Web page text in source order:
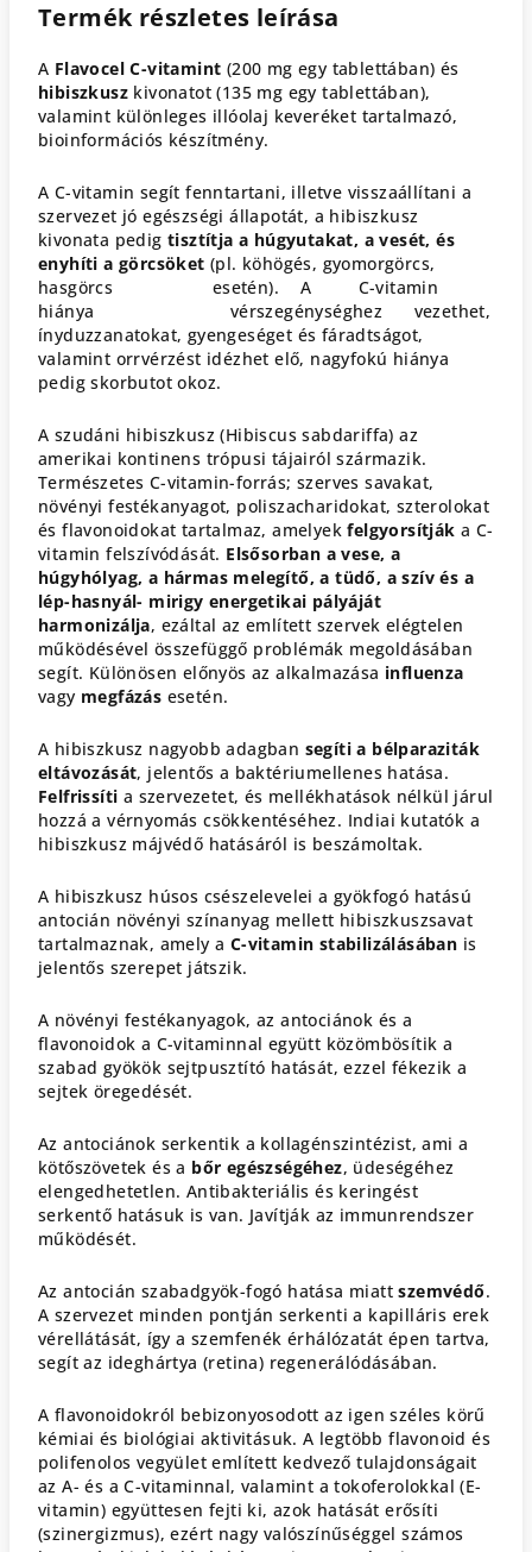
Termék részletes leírása
A Flavocel C-vitamint (200 mg egy tablettában) és
hibiszkusz kivonatot (135 mg egy tablettában),
valamint különleges illóolaj keveréket tartalmazó,
bioinformációs készítmény.
A C-vitamin segít fenntartani, illetve visszaállítani a
szervezet jó egészségi állapotát, a hibiszkusz
kivonata pedigtisztítja a húgyutakat, a vesét, és
enyhíti a görcsöket (pl. köhögés, gyomorgörcs,
hasgörcs esetén). A C-vitamin
hiánya vérszegénységhez vezethet,
ínyduzzanatokat, gyengeséget és fáradtságot,
valamint orrvérzést idézhet elő, nagyfokú hiánya
pedig skorbutot okoz.
A szudáni hibiszkusz (Hibiscus sabdariffa) az
amerikai kontinens trópusi tájairól származik.
Természetes C-vitamin-forrás; szerves savakat,
növényi festékanyagot, poliszacharidokat, szterolokat
és flavonoidokat tartalmaz, amelyekfelgyorsítjáka C-
vitamin felszívódását. Elsősorban a vese, a
húgyhólyag, a hármas melegítő, a tüdő, a szív és a
lép-hasnyál- mirigy energetikai pályáját
harmonizálja, ezáltal az említett szervek elégtelen
működésével összefüggő problémák megoldásában
segít. Különösen előnyös az alkalmazása influenza
vagy megfázás esetén.
A hibiszkusz nagyobb adagban segíti a bélparaziták
eltávozását, jelentős a baktériumellenes hatása.
Felfrissíti a szervezetet, és mellékhatások nélkül járul
hozzá a vérnyomás csökkentéséhez. Indiai kutatók a
hibiszkusz májvédő hatásáról is beszámoltak.
A hibiszkusz húsos csészelevelei a gyökfogó hatású
antocián növényi színanyag mellett hibiszkuszsavat
tartalmaznak, amely a C-vitamin stabilizálásában is
jelentős szerepet játszik.
A növényi festékanyagok, az antociánok és a
flavonoidok a C-vitaminnal együtt közömbösítik a
szabad gyökök sejtpusztító hatását, ezzel fékezik a
sejtek öregedését.
Az antociánok serkentik a kollagénszintézist, ami a
kötőszövetek és a bőr egészségéhez, üdeségéhez
elengedhetetlen. Antibakteriális és keringést
serkentő hatásuk is van. Javítják az immunrendszer
működését.
Az antocián szabadgyök-fogó hatása miattszemvédő.
A szervezet minden pontján serkenti a kapilláris erek
vérellátását, így a szemfenék érhálózatát épen tartva,
segít az ideghártya (retina) regenerálódásában.
A flavonoidokról bebizonyosodott az igen széles körű
kémiai és biológiai aktivitásuk. A legtöbb flavonoid és
polifenolos vegyület említett kedvező tulajdonságait
az A- és a C-vitaminnal, valamint a tokoferolokkal (E-
vitamin) együttesen fejti ki, azok hatását erősíti
(szinergizmus), ezért nagy valószínűséggel számos